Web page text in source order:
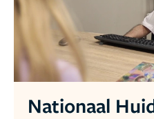
Nationaal